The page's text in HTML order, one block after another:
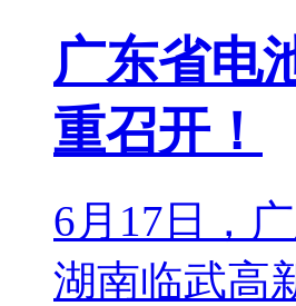
广东省电
重召开！
6月17日，
湖南临武高